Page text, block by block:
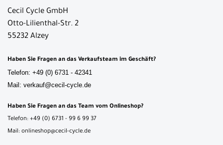
Cecil Cycle GmbH
Otto-Lilienthal-Str. 2
55232 Alzey
Haben Sie Fragen an das Verkaufsteam im Geschäft?
Telefon: +49 (0) 6731 - 42341
Mail: verkauf@cecil-cycle.de
Haben Sie Fragen an das Team vom Onlineshop?
Telefon: +49 (0) 6731 - 99 6 99 37
Mail: onlineshop@cecil-cycle.de